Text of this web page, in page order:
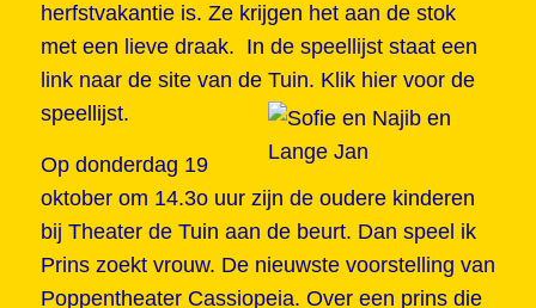
herfstvakantie is. Ze krijgen het aan de stok
met een lieve draak. In de speellijst staat een
link naar de site van de Tuin. Klik hier voor de
speellijst.
Op donderdag 19
oktober om 14.3o uur zijn de oudere kinderen
bij Theater de Tuin aan de beurt. Dan speel ik
Prins zoekt vrouw. De nieuwste voorstelling van
Poppentheater Cassiopeia. Over een prins die